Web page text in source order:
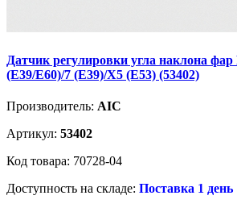
Датчик регулировки угла наклона
(E39/E60)/7 (E39)/X5 (E53) (53402)
Производитель: AIC
Артикул: 53402
Код товара: 70728-04
Доступность на складе: Поставка 1 день